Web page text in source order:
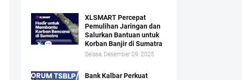
XLSMART Percepat
Pemulihan Jaringan dan
Salurkan Bantuan untuk
Korban Banjir di Sumatra
Selasa, Desember 09, 2025
Bank Kalbar Perkuat